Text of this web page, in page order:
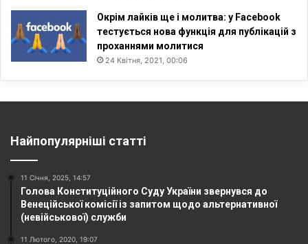
Окрім лайків ще і молитва: у Facebook
тестується нова функція для публікацій з
проханнями молитися
24 Квітня, 2021, 00:06
Найпопулярніші статті
11 Січня, 2025, 14:57
Голова Конституційного Суду України звернувся до
Венеційської комісії із запитом щодо альтернативної
(невійськової) служби
11 Лютого, 2020, 19:07